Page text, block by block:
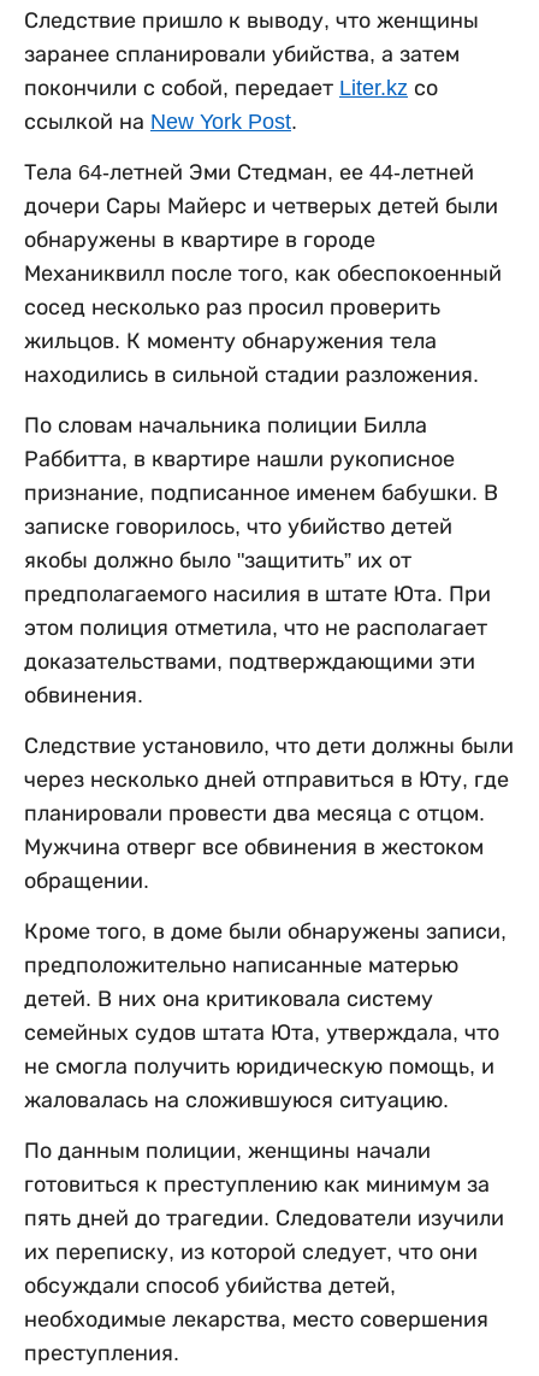
Следствие пришло к выводу, что женщины
заранее спланировали убийства, а затем
покончили с собой, передает Liter.kz со
ссылкой на New York Post.
Тела 64-летней Эми Стедман, ее 44-летней
дочери Сары Майерс и четверых детей были
обнаружены в квартире в городе
Механиквилл после того, как обеспокоенный
сосед несколько раз просил проверить
жильцов. К моменту обнаружения тела
находились в сильной стадии разложения.
По словам начальника полиции Билла
Раббитта, в квартире нашли рукописное
признание, подписанное именем бабушки. В
записке говорилось, что убийство детей
якобы должно было "защитить” их от
предполагаемого насилия в штате Юта. При
этом полиция отметила, что не располагает
доказательствами, подтверждающими эти
обвинения.
Следствие установило, что дети должны были
через несколько дней отправиться в Юту, где
планировали провести два месяца с отцом.
Мужчина отверг все обвинения в жестоком
обращении.
Кроме того, в доме были обнаружены записи,
предположительно написанные матерью
детей. В них она критиковала систему
семейных судов штата Юта, утверждала, что
не смогла получить юридическую помощь, и
жаловалась на сложившуюся ситуацию.
По данным полиции, женщины начали
готовиться к преступлению как минимум за
пять дней до трагедии. Следователи изучили
их переписку, из которой следует, что они
обсуждали способ убийства детей,
необходимые лекарства, место совершения
преступления.